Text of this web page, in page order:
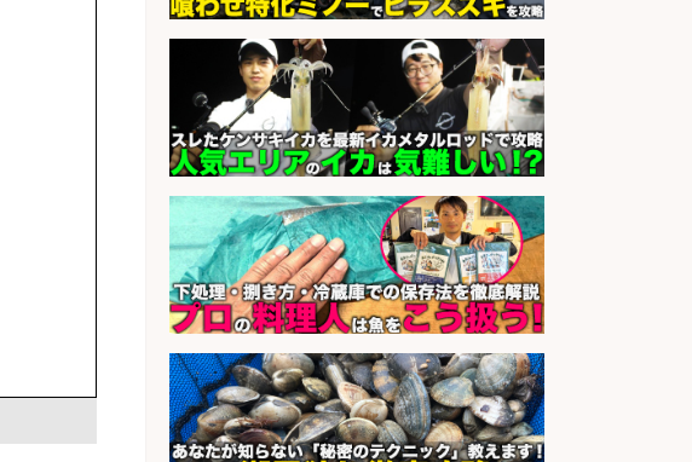
sponsored by 求人ボックス
さらに求人情報を見る